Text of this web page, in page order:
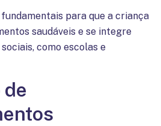
fundamentais para que a criança
saudáveis e se integre
como escolas e
de